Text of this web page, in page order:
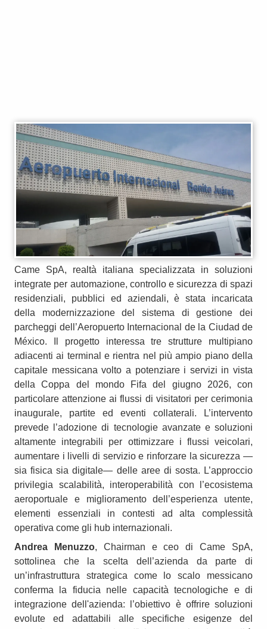
Came SpA, realtà italiana specializzata in soluzioni
integrate per automazione, controllo e sicurezza di spazi
residenziali, pubblici ed aziendali, è stata incaricata
della modernizzazione del sistema di gestione dei
parcheggi dell’Aeropuerto Internacional de la Ciudad de
México. Il progetto interessa tre strutture multipiano
adiacenti ai terminal e rientra nel più ampio piano della
capitale messicana volto a potenziare i servizi in vista
della Coppa del mondo Fifa del giugno 2026, con
particolare attenzione ai flussi di visitatori per cerimonia
inaugurale, partite ed eventi collaterali. L’intervento
prevede l’adozione di tecnologie avanzate e soluzioni
altamente integrabili per ottimizzare i flussi veicolari,
aumentare i livelli di servizio e rinforzare la sicurezza —
sia fisica sia digitale— delle aree di sosta. L’approccio
privilegia scalabilità, interoperabilità con l’ecosistema
aeroportuale e miglioramento dell’esperienza utente,
elementi essenziali in contesti ad alta complessità
operativa come gli hub internazionali.
Andrea Menuzzo, Chairman e ceo di Came SpA,
sottolinea che la scelta dell’azienda da parte di
un’infrastruttura strategica come lo scalo messicano
conferma la fiducia nelle capacità tecnologiche e di
integrazione dell'azienda: l’obiettivo è offrire soluzioni
evolute ed adattabili alle specifiche esigenze del